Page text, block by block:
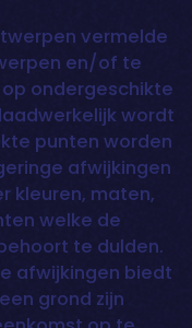
vermelde
en/of te
ondergeschikte
wordt
punten worden
afwijkingen
kleuren, maten,
welke de
te dulden.
afwijkingen biedt
grond zijn